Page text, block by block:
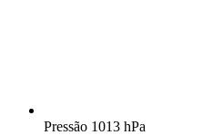
Pressão 1013 hPa